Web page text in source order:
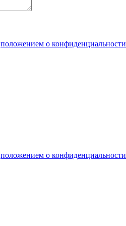
положением о конфиденциальности
положением о конфиденциальности